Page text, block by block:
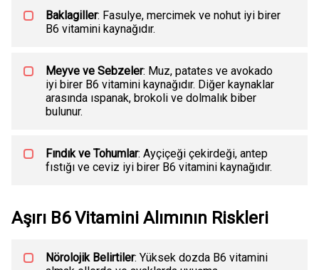
Baklagiller: Fasulye, mercimek ve nohut iyi birer
B6 vitamini kaynağıdır.
Meyve ve Sebzeler: Muz, patates ve avokado
iyi birer B6 vitamini kaynağıdır. Diğer kaynaklar
arasında ıspanak, brokoli ve dolmalık biber
bulunur.
Fındık ve Tohumlar: Ayçiçeği çekirdeği, antep
fıstığı ve ceviz iyi birer B6 vitamini kaynağıdır.
Aşırı B6 Vitamini Alımının Riskleri
Nörolojik Belirtiler: Yüksek dozda B6 vitamini